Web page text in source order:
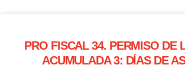
PRO FISCAL 34. PERMISO DE
ACUMULADA 3: DÍAS DE